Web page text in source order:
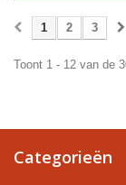
1 2 3
Toont 1 - 12 van de
Categorieën